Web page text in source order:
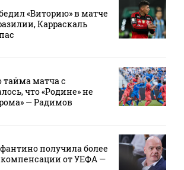
«Виторию» в матче
Карраскаль
тайма матча с
что «Родине» не
— Радимов
получила более
компенсации от УЕФА —